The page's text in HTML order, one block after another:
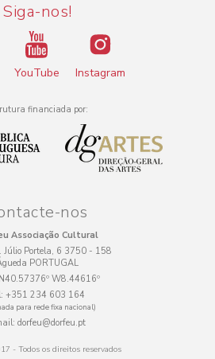
Siga-nos!
YouTube Instagram
financiada por:
nos
Associação Cultural
Júlio Portela, 6 3750 - 158
PORTUGAL
N40.57376º W8.44616º
+351 234 603 164
para rede fixa nacional)
dorfeu@dorfeu.pt
- Todos os direitos reservados